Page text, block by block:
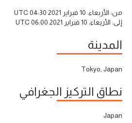
من: الأربعاء، 10 فبراير 2021 04:30 UTC
إلى: الأربعاء، 10 فبراير 2021 06:00 UTC
المدينة
Tokyo, Japan
نطاق التركيز الجغرافي
Japan